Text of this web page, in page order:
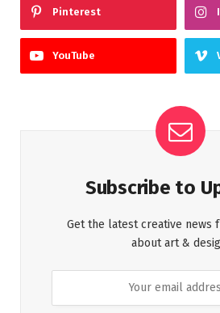
Pinterest
YouTube
Subscribe to
Get the latest creative news
about art &